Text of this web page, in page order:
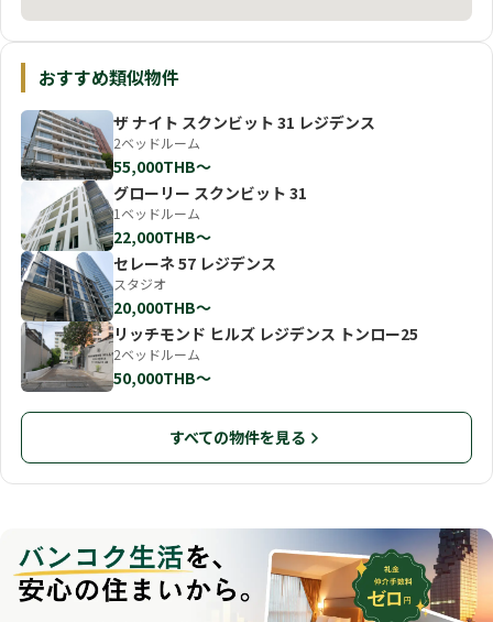
おすすめ類似物件
ザ ナイト スクンビット 31 レジデンス
2ベッドルーム
55,000THB〜
グローリー スクンビット 31
1ベッドルーム
22,000THB〜
セレーネ 57 レジデンス
スタジオ
20,000THB〜
リッチモンド ヒルズ レジデンス トンロー25
2ベッドルーム
50,000THB〜
すべての物件を見る